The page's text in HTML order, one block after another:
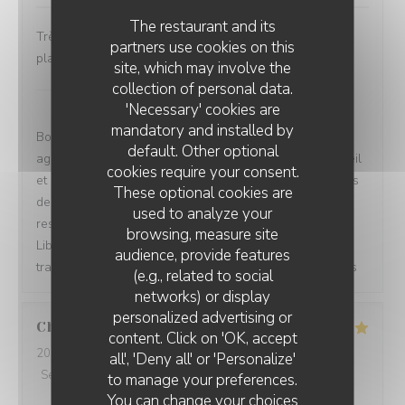
The restaurant and its
partners use cookies on this
site, which may involve the
collection of personal data.
'Necessary' cookies are
mandatory and installed by
default. Other optional
cookies require your consent.
These optional cookies are
used to analyze your
browsing, measure site
audience, provide features
(e.g., related to social
networks) or display
personalized advertising or
content. Click on 'OK, accept
all', 'Deny all' or 'Personalize'
to manage your preferences.
You can change your choices
Très belle découverte, un accueil très sympathique. Les
plats notamment les mezze sont délicieux.
Les Vignes du Liban Paris has replied to this
Bonjour Aurelie, merci pour votre évaluation ! C'est
agréable de savoir que vous avez apprécié notre accueil
et nos plats, notamment les mezze. Nous nous efforçons
de créer une expérience authentique dans notre
restaurant libanais. À très bientôt chez Les Vignes du
Liban Paris pour continuer à savourer notre cuisine
traditionnelle ! Elie & L'équipe des Vignes du Liban Paris
Christina A
2024-11-10
- 13:00 - Guests 4
Service
Ambiance: 5 /5 Food:5/5 Value: 5